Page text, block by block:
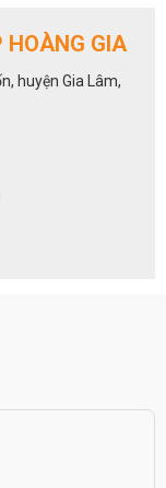
HOÀNG GIA
huyện Gia Lâm,